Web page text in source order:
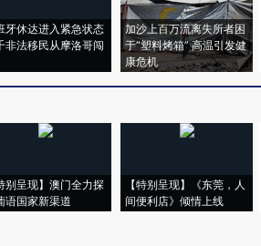
牙休达进入紧急状态
非法移民从摩洛哥闯
加沙上百万流离失所者困
于“塑料烤箱” 高温引发健
康危机
别呈现】澳门全力探
语国家新渠道
【特别呈现】《东莞，人
间便利店》倾情上线